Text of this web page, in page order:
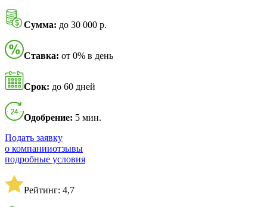
Сумма: до 30 000 р.
Ставка: от 0% в день
Срок: до 60 дней
Одобрение: 5 мин.
Подать заявку
о компанииотзывы
подробные условия
Рейтинг: 4,7